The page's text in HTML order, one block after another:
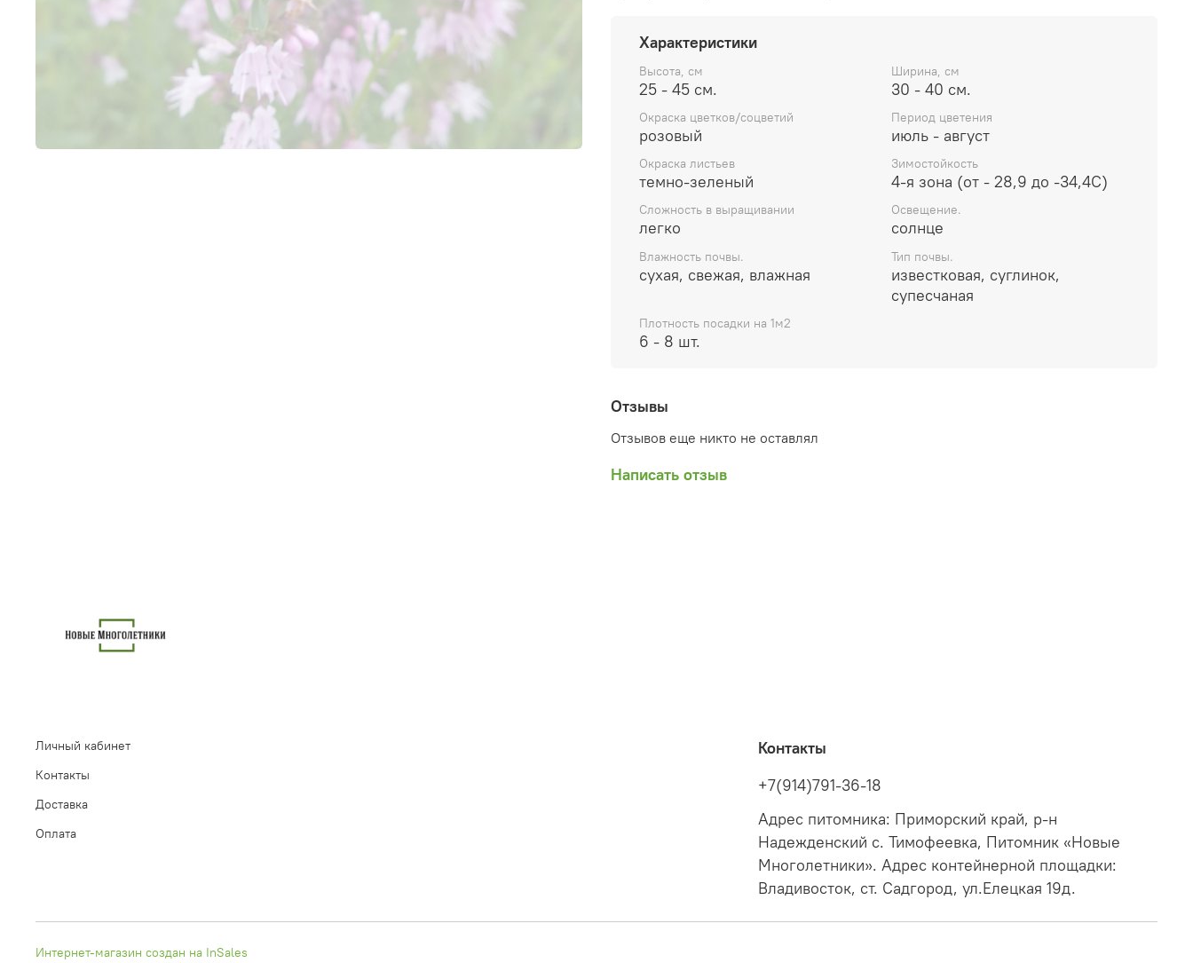
Характеристики
Высота, см
25 - 45 см.
Ширина, см
30 - 40 см.
Окраска цветков/соцветий
розовый
Период цветения
июль - август
Окраска листьев
темно-зеленый
Зимостойкость
4-я зона (от - 28,9 до -34,4С)
Сложность в выращивании
легко
Освещение.
солнце
Влажность почвы.
сухая, свежая, влажная
Тип почвы.
известковая, суглинок,
супесчаная
Плотность посадки на 1м2
6 - 8 шт.
Отзывы
Отзывов еще никто не оставлял
Написать отзыв
Личный кабинет
Контакты
Доставка
Оплата
Контакты
+7(914)791-36-18
Адрес питомника: Приморский край, р-н
Надежденский с. Тимофеевка, Питомник «Новые
Многолетники». Адрес контейнерной площадки:
Владивосток, ст. Садгород, ул.Елецкая 19д.
Интернет-магазин создан на InSales